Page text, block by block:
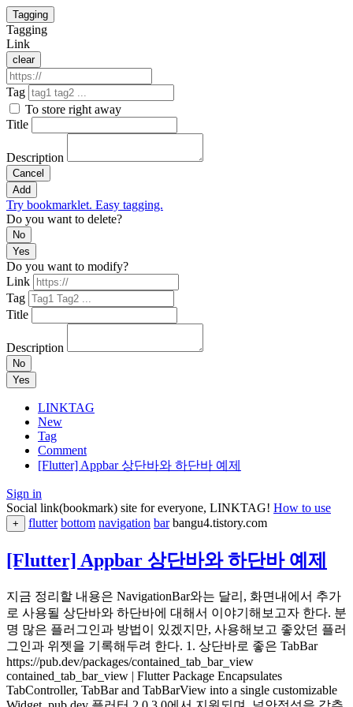
Tagging
Tagging
Link
clear
Tag
To store right away
Title
Description
Cancel
Add
Try bookmarklet. Easy tagging.
Do you want to delete?
No
Yes
Do you want to modify?
Link
Tag
Title
Description
No
Yes
LINKTAG
New
Tag
Comment
[Flutter] Appbar 상단바와 하단바 예제
Sign in
Social link(bookmark) site for everyone, LINKTAG! How to use
+ flutter bottom navigation bar bangu4.tistory.com
[Flutter] Appbar 상단바와 하단바 예제
지금 정리할 내용은 NavigationBar와는 달리, 화면내에서 추가
로 사용될 상단바와 하단바에 대해서 이야기해보고자 한다. 분
명 많은 플러그인과 방법이 있겠지만, 사용해보고 좋았던 플러
그인과 위젯을 기록해두려 한다. 1. 상단바로 좋은 TabBar
https://pub.dev/packages/contained_tab_bar_view
contained_tab_bar_view | Flutter Package Encapsulates
TabController, TabBar and TabBarView into a single customizable